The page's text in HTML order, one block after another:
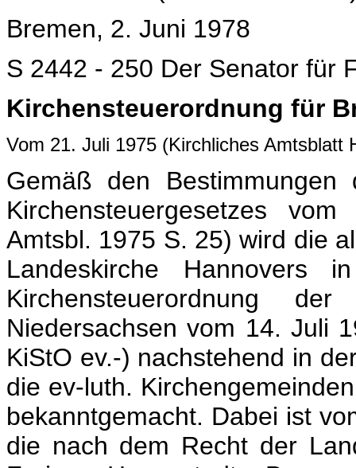
Bremen, 2. Juni 1978
S 2442 - 250 Der Senator für
Kirchensteuerordnung für
Vom 21. Juli 1975 (Kirchliches
Gemäß den
Kirchensteuergesetzes
Amtsbl. 1975 S. 25) wird die
Landeskirche Hannovers
Kirchensteuerordnung
Niedersachsen vom 14. Juli
KiStO ev.-) nachstehend in
die ev-luth.
bekanntgemacht. Dabei ist
die nach dem Recht der